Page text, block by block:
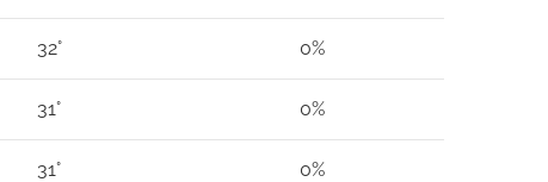
32° 0%
31° 0%
31° 0%